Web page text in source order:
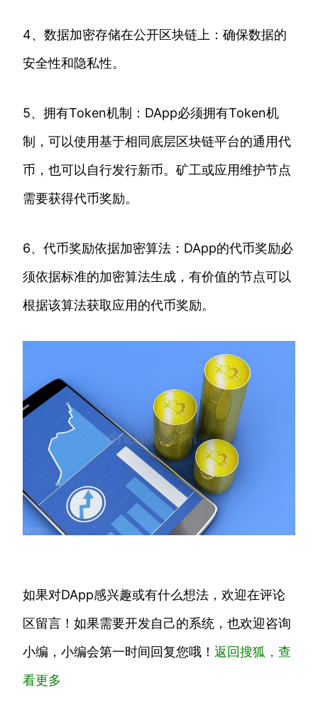
4、数据加密存储在公开区块链上：确保数据的
安全性和隐私性。
5、拥有Token机制：DApp必须拥有Token机
制，可以使用基于相同底层区块链平台的通用代
币，也可以自行发行新币。矿工或应用维护节点
需要获得代币奖励。
6、代币奖励依据加密算法：DApp的代币奖励必
须依据标准的加密算法生成，有价值的节点可以
根据该算法获取应用的代币奖励。
如果对DApp感兴趣或有什么想法，欢迎在评论
区留言！如果需要开发自己的系统，也欢迎咨询
小编，小编会第一时间回复您哦！ 返回搜狐，查
看更多